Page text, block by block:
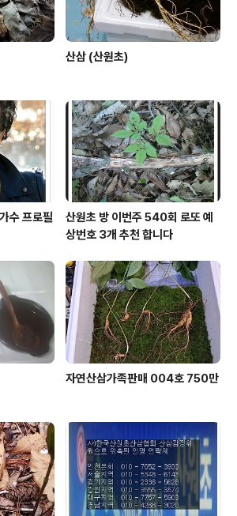
산삼 (산원초)
수 프로필
산원초 방 이번주 540회 로또 예
상번호 3개 추천 합니다
자연산삼가족판매 004호 750만